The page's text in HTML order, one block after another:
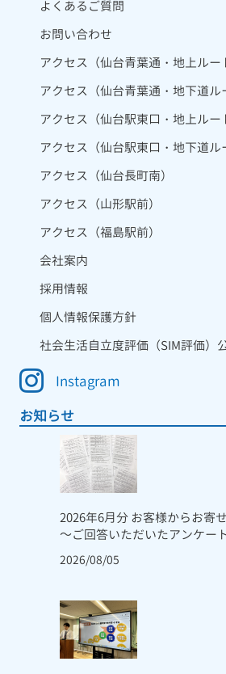
よくあるご質問
お問い合わせ
アクセス（仙台青葉通・地上ルー
アクセス（仙台青葉通・地下道ル
アクセス（仙台駅東口・地上ルー
アクセス（仙台駅東口・地下道ル
アクセス（仙台長町南）
アクセス（山形駅前）
アクセス（福島駅前）
会社案内
採用情報
個人情報保護方針
社会生活自立度評価（SIM評価）
Instagram
お知らせ
2026年6月分 お客様からお寄
～ご回答いただいたアンケー
2026/08/05